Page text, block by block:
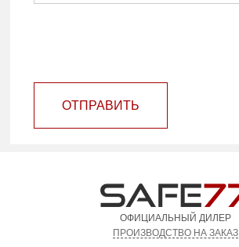
ОТПРАВИТЬ
ОФИЦИАЛЬНЫЙ ДИЛЕР
ПРОИЗВОДСТВО НА ЗАКАЗ